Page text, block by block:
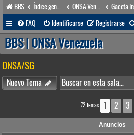
BBS Índice general ONSA Venezuela (acceso público)
FAQ
Identificarse Registrarse
BBS | ONSA Venezuela
ONSA/SG
Nuevo Tema
72 temas 1 2 3
Anuncios